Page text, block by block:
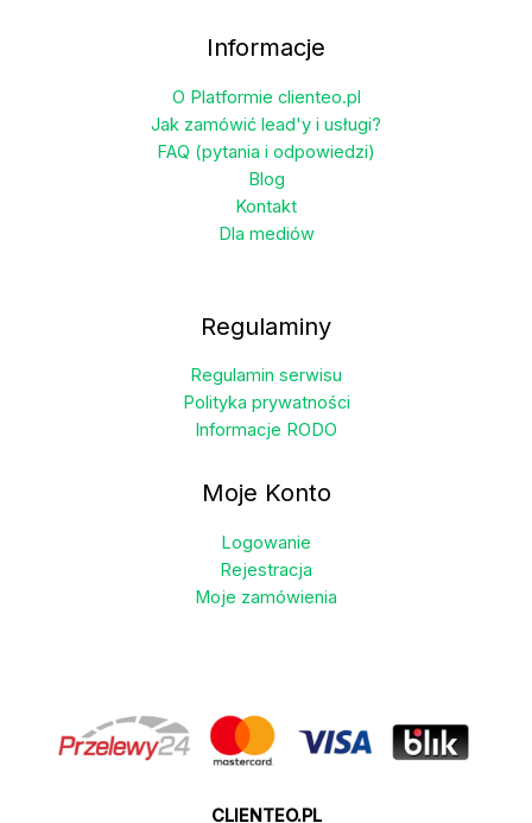
Informacje
O Platformie clienteo.pl
Jak zamówić lead'y i usługi?
FAQ (pytania i odpowiedzi)
Blog
Kontakt
Dla mediów
Regulaminy
Regulamin serwisu
Polityka prywatności
Informacje RODO
Moje Konto
Logowanie
Rejestracja
Moje zamówienia
CLIENTEO.PL